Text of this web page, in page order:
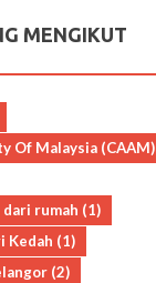
MENGIKUT
Of Malaysia (CAAM)
rumah (1)
Kedah (1)
(2)